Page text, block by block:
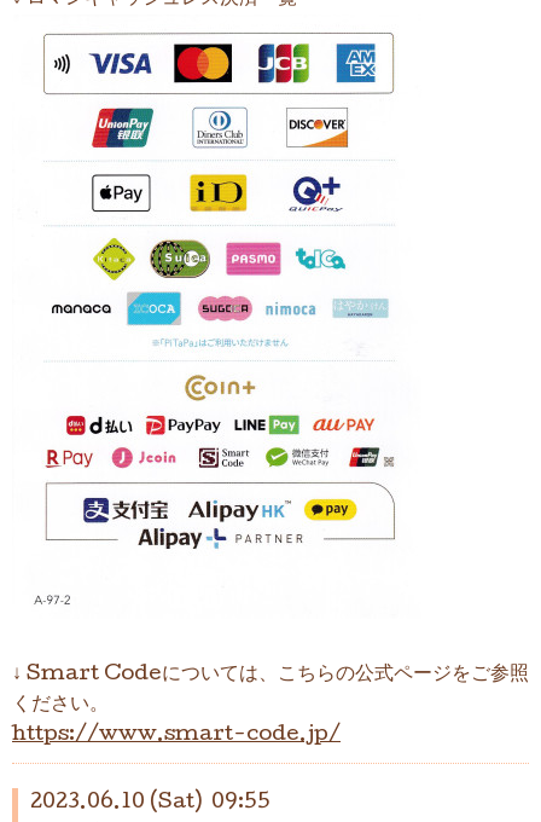
↓ Smart Codeについては、こちらの公式ページをご参照
ください。
https://www.smart-code.jp/
2023.06.10 (Sat) 09:55